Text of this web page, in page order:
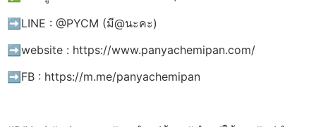
➡️LINE : @PYCM (มี@นะคะ)
➡️website : https://www.panyachemipan.com/
➡️FB : https://m.me/panyachemipan